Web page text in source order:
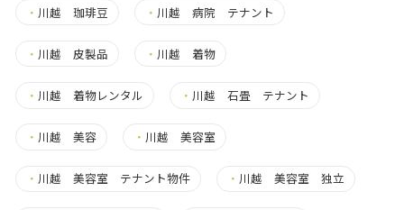
・ 川越 珈琲豆 ・ 川越 病院 テナント
・ 川越 皮製品 ・ 川越 着物
・ 川越 着物レンタル ・ 川越 石畳 テナント
・ 川越 美容 ・ 川越 美容室
・ 川越 美容室 テナント物件 ・ 川越 美容室 独立